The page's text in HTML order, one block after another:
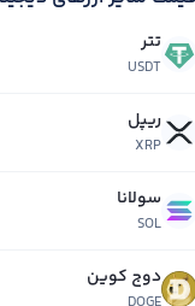
تتر
USDT
ریپل
XRP
سولانا
SOL
دوج کوین